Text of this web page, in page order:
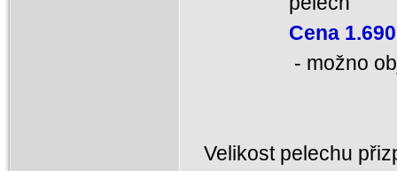
Cena
- možno
Velikost pelechu